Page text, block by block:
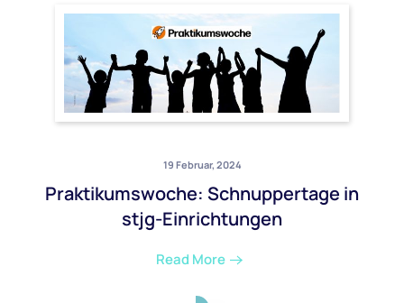
19 Februar, 2024
Praktikumswoche: Schnuppertage in
stjg-Einrichtungen
Read More